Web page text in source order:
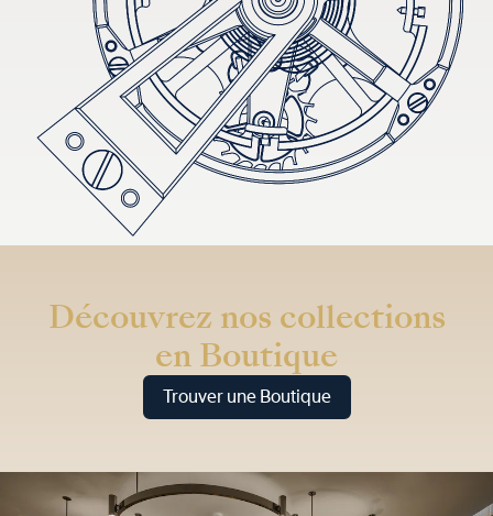
Découvrez nos collections
en Boutique
Trouver une Boutique